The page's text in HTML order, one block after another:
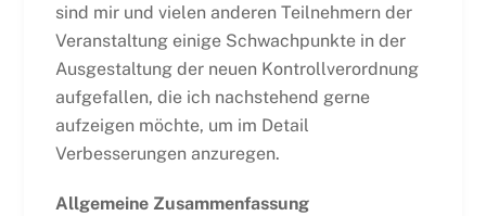
sind mir und vielen anderen Teilnehmern der
Veranstaltung einige Schwachpunkte in der
Ausgestaltung der neuen Kontrollverordnung
aufgefallen, die ich nachstehend gerne
aufzeigen möchte, um im Detail
Verbesserungen anzuregen.
Allgemeine Zusammenfassung